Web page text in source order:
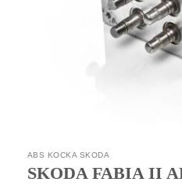
ABS KOCKA SKODA
SKODA FABIA II